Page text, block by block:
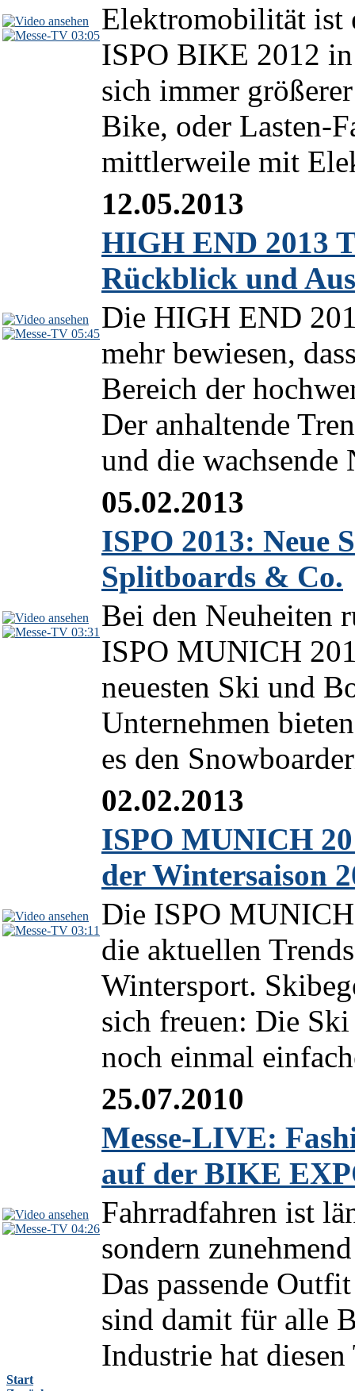
03:05Elektromobilität ist
ISPO BIKE 2012
sich immer
Bike, oder Lasten-
mittlerweile mit
05:45
12.05.2013
HIGH END 2013
Rückblick und
Die HIGH END
mehr bewiesen,
Bereich der
Der anhaltende
und die wachsende
03:31
05.02.2013
ISPO 2013: Neue
Splitboards & Co.
Bei den Neuheiten
ISPO MUNICH
neuesten Ski und
Unternehmen
es den
03:11
02.02.2013
ISPO MUNICH
der Wintersaison
Die ISPO
die aktuellen
Wintersport.
sich freuen: Die
noch einmal
04:26
25.07.2010
Messe-LIVE:
auf der BIKE
Fahrradfahren ist
sondern
Das passende
sind damit für alle
Industrie hat
Start